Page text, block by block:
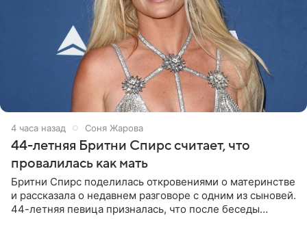
4 часа назад Соня Жарова
44-летняя Бритни Спирс считает, что
провалилась как мать
Бритни Спирс поделилась откровениями о материнстве
и рассказала о недавнем разговоре с одним из сыновей.
44-летняя певица призналась, что после беседы